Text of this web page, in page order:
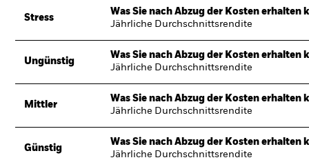
Stress
Was Sie nach Abzug der Kosten erhalten
Jährliche Durchschnittsrendite
Ungünstig
Was Sie nach Abzug der Kosten erhalten
Jährliche Durchschnittsrendite
Mittler
Was Sie nach Abzug der Kosten erhalten
Jährliche Durchschnittsrendite
Günstig
Was Sie nach Abzug der Kosten erhalten
Jährliche Durchschnittsrendite